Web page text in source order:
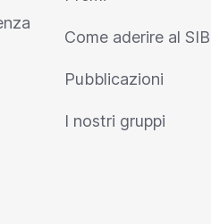
Come aderire al SIB
Pubblicazioni
I nostri gruppi